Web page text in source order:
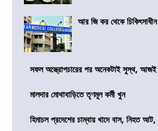
আর জি কর থেকে
সফল অস্ত্রোপচারের পর অনেকটাই সুস্থ, আজই
মালদার মোথাবাড়িতে তৃণমূল কর্মী খুন
হিমাচল প্রদেশের চাম্বায় খাদে বাস, নিহত